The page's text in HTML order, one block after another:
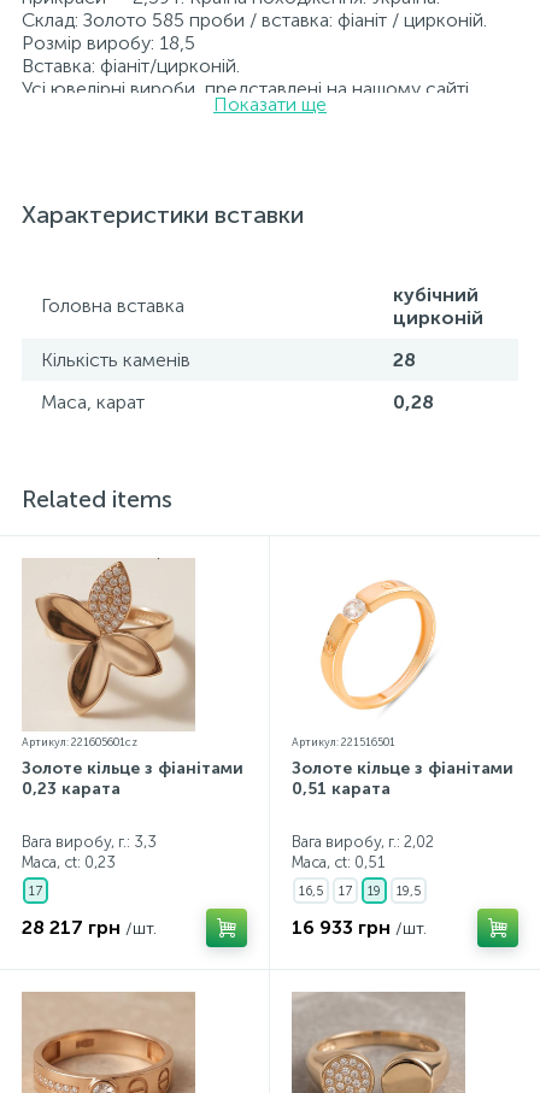
Склад: Золото 585 проби / вставка: фіаніт / цирконій.
Розмір виробу: 18,5
Вставка: фіаніт/цирконій.
Усі ювелірні вироби, представлені на нашому сайті,
пройшли внутрішній контроль якості, а також перевірку
усіх параметрів.*Кольори виробів на сайті можуть дещо
відрізнятися від реальних через особливості передачі
Показати ще
Характеристики вставки
Головна вставка
кубічний
цирконій
Кількість каменів
28
Маса, карат
0,28
Related items
Артикул: 221605601cz
Золоте кільце з фіанітами
0,23 карата
Вага виробу, г.: 3,3
Маса, ct: 0,23
17
28 217 грн /шт.
Артикул: 221516501
Золоте кільце з фіанітами
0,51 карата
Вага виробу, г.: 2,02
Маса, ct: 0,51
16,5 17 19 19,5
16 933 грн /шт.